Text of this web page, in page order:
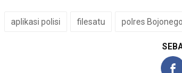
aplikasi polisi filesatu polres